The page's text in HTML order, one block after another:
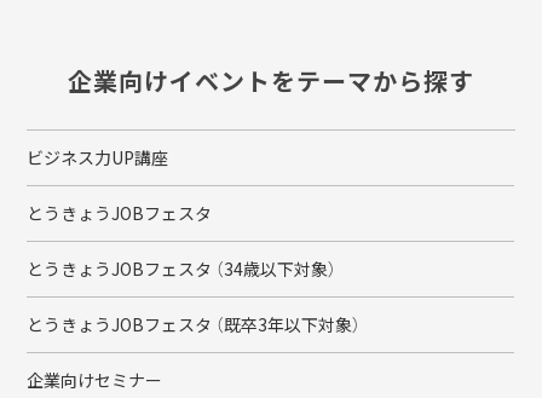
企業向けイベントをテーマから探す
ビジネス力UP講座
とうきょうJOBフェスタ
とうきょうJOBフェスタ （34歳以下対象）
とうきょうJOBフェスタ （既卒3年以下対象）
企業向けセミナー